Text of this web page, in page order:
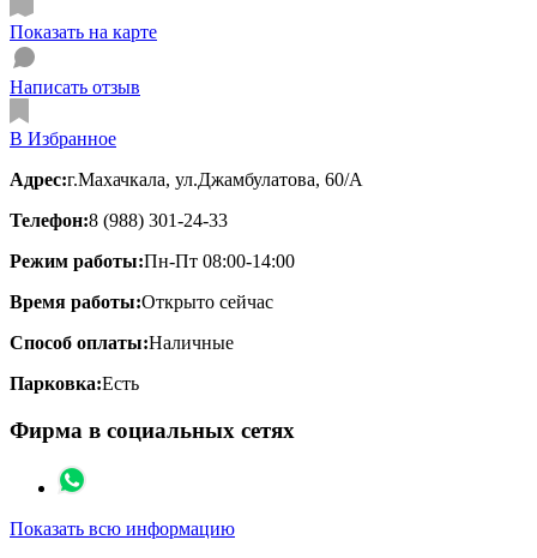
Показать на карте
Написать отзыв
В Избранное
Адрес:г.Махачкала, ул.Джамбулатова, 60/А
Телефон:8 (988) 301-24-33
Режим работы:Пн-Пт 08:00-14:00
Время работы:Открыто сейчас
Способ оплаты:Наличные
Парковка:Есть
Фирма в социальных сетях
Показать всю информацию